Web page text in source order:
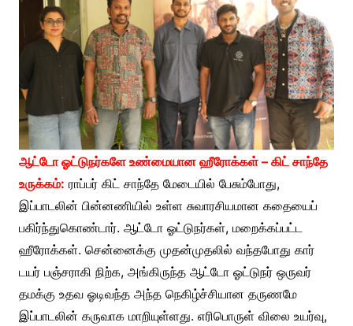
ஆட்டோ ஓட்டுநர்களே உண்மையான ஹீரோக்கள் – கிட் சாந்தே
உருக்கம்: ராப்பர் கிட் சாந்தே மேடையில் பேசும்போது,
இப்பாடலின் பின்னணியில் உள்ள சுவாரசியமான கதையைப்
பகிர்ந்துகொண்டார். ஆட்டோ ஓட்டுநர்கள், மறைக்கப்பட்ட
ஹீரோக்கள். சென்னைக்கு முதன்முதலில் வந்தபோது கார்
டயர் பஞ்சராகி நிற்க, அங்கிருந்த ஆட்டோ ஓட்டுநர் ஒருவர்
தமக்கு உதவ ஓடிவந்த அந்த நெகிழ்ச்சியான தருணமே
இப்பாடலின் கருவாக மாறியுள்ளது. எரிபொருள் விலை உயர்வு,